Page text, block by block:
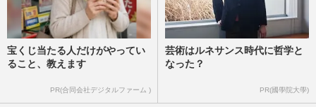
宝くじ当たる人だけがやってい
ること、教えます
PR(合同会社デジタルファーム )
芸術はルネサンス時代に哲学と
なった？
PR(國學院大學)